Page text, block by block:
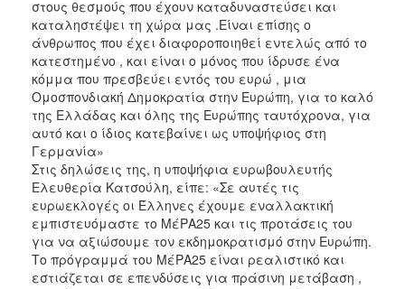
στους θεσμούς που έχουν καταδυναστεύσει και
καταληστέψει τη χώρα μας .Είναι επίσης ο
άνθρωπος που έχει διαφοροποιηθεί εντελώς από το
κατεστημένο , και είναι ο μόνος που ίδρυσε ένα
κόμμα που πρεσβεύει εντός του ευρώ , μια
Ομοσπονδιακή Δημοκρατία στην Ευρώπη, για το καλό
της Ελλάδας και όλης της Ευρώπης ταυτόχρονα, για
αυτό και ο ίδιος κατεβαίνει ως υποψήφιος στη
Γερμανία»
Στις δηλώσεις της, η υποψήφια ευρωβουλευτής
Ελευθερία Κατσούλη, είπε: «Σε αυτές τις
ευρωεκλογές οι Έλληνες έχουμε εναλλακτική
εμπιστευόμαστε το ΜέΡΑ25 και τις προτάσεις του
για να αξιώσουμε τον εκδημοκρατισμό στην Ευρώπη.
Το πρόγραμμά του ΜέΡΑ25 είναι ρεαλιστικό και
εστιάζεται σε επενδύσεις για πράσινη μετάβαση ,